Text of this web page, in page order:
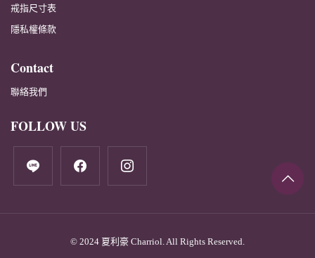
戒指尺寸表
隱私權條款
Contact
聯絡我們
FOLLOW US
© 2024 夏利豪 Charriol. All Rights Reserved.